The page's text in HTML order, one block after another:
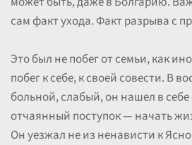
сам факт ухода. Факт разрыва с
Это был не побег от семьи, как
побег к себе, к своей совести. В
больной, слабый, он нашел в
отчаянный поступок — начать
Он уезжал не из ненависти к